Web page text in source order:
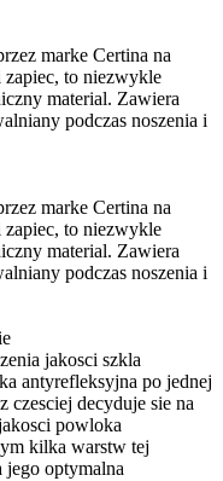
marke Certina na
to niezwykle
material. Zawiera
podczas noszenia i
marke Certina na
to niezwykle
material. Zawiera
podczas noszenia i
jakosci szkla
antyrefleksyjna po jednej
czesciej decyduje sie na
powloka
kilka warstw tej
optymalna